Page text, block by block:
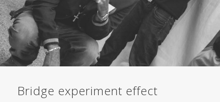
Bridge experiment effect